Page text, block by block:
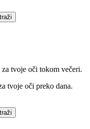
tvoje oči tokom večeri.
tvoje oči preko dana.